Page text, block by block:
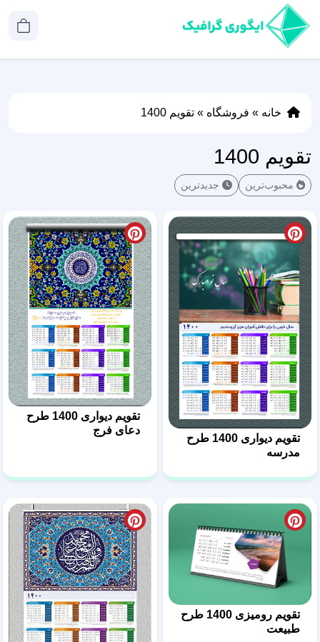
خانه » فروشگاه » تقویم 1400
تقویم 1400
محبوب‌ترین جدیدترین
تقویم دیواری 1400 طرح
مدرسه
تقویم دیواری 1400 طرح
دعای فرج
تقویم رومیزی 1400 طرح
طبیعت